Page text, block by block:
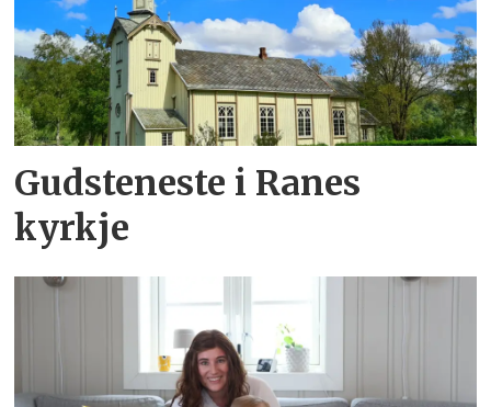
Gudsteneste i Ranes
kyrkje